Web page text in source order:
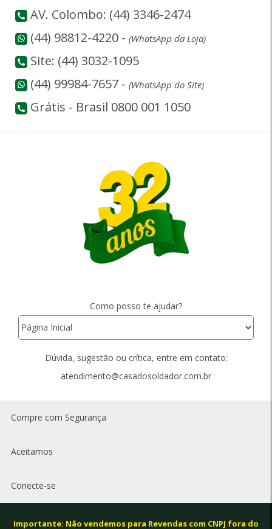
AV. Colombo: (44) 3346-2474
(44) 98812-4220 - (WhatsApp da Loja)
Site: (44) 3032-1095
(44) 99984-7657 - (WhatsApp do Site)
Grátis - Brasil 0800 001 1050
Como posso te ajudar?
Dúvida, sugestão ou crítica, entre em contato:
atendimento@casadosoldador.com.br
Compre com Segurança
Aceitamos
Conecte-se
Importante: Não vendemos para Revendas com CNPJ fora do